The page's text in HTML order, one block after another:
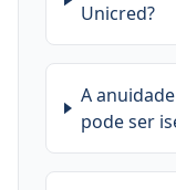
Unicred?
A
pode ser